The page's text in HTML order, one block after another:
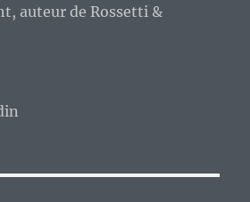
auteur de Rossetti &